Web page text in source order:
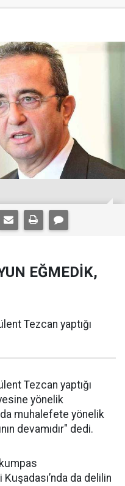
EĞMEDİK,
Tezcan yaptığı
Tezcan yaptığı
yönelik
muhalefete yönelik
devamıdır" dedi.
da delilin